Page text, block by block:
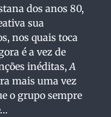
dos anos 80,
sua
nos quais toca
é a vez de
inéditas,A
mais uma vez
o grupo sempre